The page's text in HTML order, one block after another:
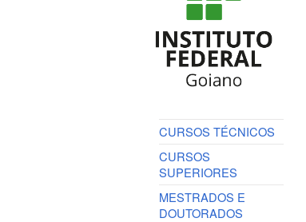
CURSOS TÉCNICOS
CURSOS
SUPERIORES
MESTRADOS E
DOUTORADOS